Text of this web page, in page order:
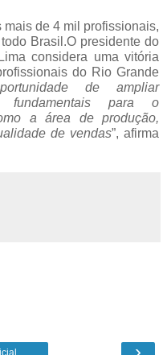
de 4 mil profissionais,
Brasil.O presidente do
considera uma vitória
do Rio Grande
de ampliar
fundamentais para o
a área de produção,
de vendas”, afirma